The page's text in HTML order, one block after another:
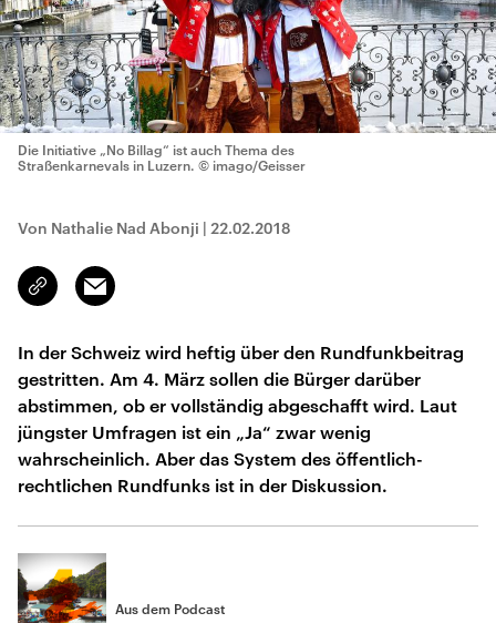
Die Initiative „No Billag“ ist auch Thema des
Straßenkarnevals in Luzern. © imago/Geisser
Von Nathalie Nad Abonji | 22.02.2018
Link
kopieren/teilen
Email
In der Schweiz wird heftig über den Rundfunkbeitrag
gestritten. Am 4. März sollen die Bürger darüber
abstimmen, ob er vollständig abgeschafft wird. Laut
jüngster Umfragen ist ein „Ja“ zwar wenig
wahrscheinlich. Aber das System des öffentlich-
rechtlichen Rundfunks ist in der Diskussion.
Aus dem Podcast